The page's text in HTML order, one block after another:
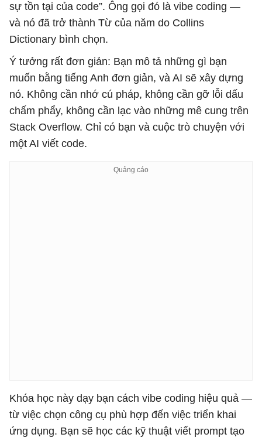
sự tồn tại của code”. Ông gọi đó là vibe coding —
và nó đã trở thành Từ của năm do Collins
Dictionary bình chọn.
Ý tưởng rất đơn giản: Bạn mô tả những gì bạn
muốn bằng tiếng Anh đơn giản, và AI sẽ xây dựng
nó. Không cần nhớ cú pháp, không cần gỡ lỗi dấu
chấm phẩy, không cần lạc vào những mê cung trên
Stack Overflow. Chỉ có bạn và cuộc trò chuyện với
một AI viết code.
Khóa học này dạy bạn cách vibe coding hiệu quả —
từ việc chọn công cụ phù hợp đến việc triển khai
ứng dụng. Bạn sẽ học các kỹ thuật viết prompt tạo